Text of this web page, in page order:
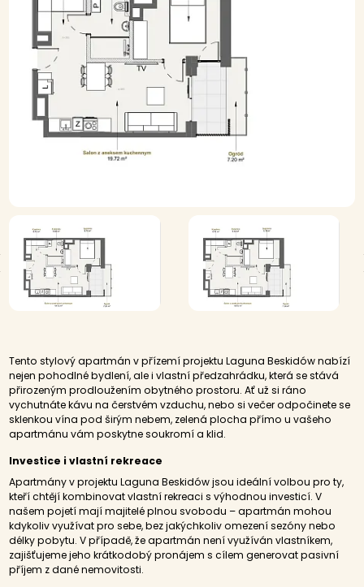
Tento stylový apartmán v přízemí projektu Laguna Beskidów nabízí
nejen pohodlné bydlení, ale i vlastní předzahrádku, která se stává
přirozeným prodloužením obytného prostoru. Ať už si ráno
vychutnáte kávu na čerstvém vzduchu, nebo si večer odpočinete se
sklenkou vína pod širým nebem, zelená plocha přímo u vašeho
apartmánu vám poskytne soukromí a klid.
Investice i vlastní rekreace
Apartmány v projektu Laguna Beskidów jsou ideální volbou pro ty,
kteří chtějí kombinovat vlastní rekreaci s výhodnou investicí. V
našem pojetí mají majitelé plnou svobodu – apartmán mohou
kdykoliv využívat pro sebe, bez jakýchkoliv omezení sezóny nebo
délky pobytu. V případě, že apartmán není využíván vlastníkem,
zajišťujeme jeho krátkodobý pronájem s cílem generovat pasivní
příjem z dané nemovitosti.